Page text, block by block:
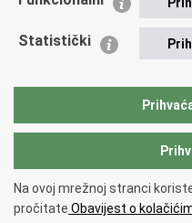
Policijska akademija
Zaklada policijske solidarnosti
Vučetić"
Copyright © 2026 Policijska
korištenja.Izjava o pristupačnosti.
Statistički
Na ovoj mrežnoj stranci
pročitate Obavijest o